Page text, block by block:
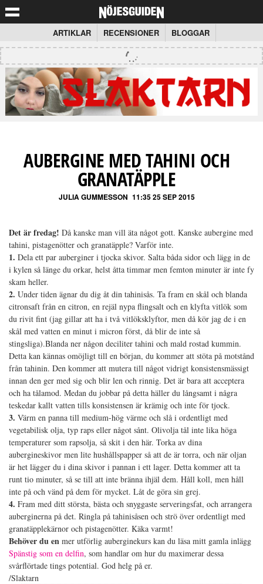
ARTIKLAR RECENSIONER BLOGGAR
AUBERGINE MED TAHINI OCH
GRANATÄPPLE
JULIA GUMMESSON 11:35 25 SEP 2015
Det är fredag! Då kanske man vill äta något gott. Kanske aubergine med
tahini, pistagenötter och granatäpple? Varför inte.
1. Dela ett par auberginer i tjocka skivor. Salta båda sidor och lägg in de
i kylen så länge du orkar, helst åtta timmar men femton minuter är inte fy
skam heller.
2. Under tiden ägnar du dig åt din tahinisås. Ta fram en skål och blanda
citronsaft från en citron, en rejäl nypa flingsalt och en klyfta vitlök som
du rivit fint (jag gillar att ha i två vitlöksklyftor, men då kör jag de i en
skål med vatten en minut i micron först, då blir de inte så
stingsliga).Blanda ner någon deciliter tahini och mald rostad kummin.
Detta kan kännas omöjligt till en början, du kommer att stöta på motstånd
från tahinin. Den kommer att mutera till något vidrigt konsistensmässigt
innan den ger med sig och blir len och rinnig. Det är bara att acceptera
och ha tålamod. Medan du jobbar på detta häller du långsamt i några
teskedar kallt vatten tills konsistensen är krämig och inte för tjock.
3. Värm en panna till medium-hög värme och slå i ordentligt med
vegetabilisk olja, typ raps eller något sånt. Olivolja tål inte lika höga
temperaturer som rapsolja, så skit i den här. Torka av dina
aubergineskivor men lite hushållspapper så att de är torra, och när oljan
är het lägger du i dina skivor i pannan i ett lager. Detta kommer att ta
runt tio minuter, så se till att inte bränna ihjäl dem. Håll koll, men håll
inte på och vänd på dem för mycket. Låt de göra sin grej.
4. Fram med ditt största, bästa och snyggaste serveringsfat, och arrangera
auberginerna på det. Ringla på tahinisåsen och strö över ordentligt med
granatäpplekärnor och pistagenötter. Käka varmt!
Behöver du en mer utförlig auberginekurs kan du läsa mitt gamla inlägg
Spänstig som en delfin, som handlar om hur du maximerar dessa
svårflörtade tings potential. God helg på er.
/Slaktarn